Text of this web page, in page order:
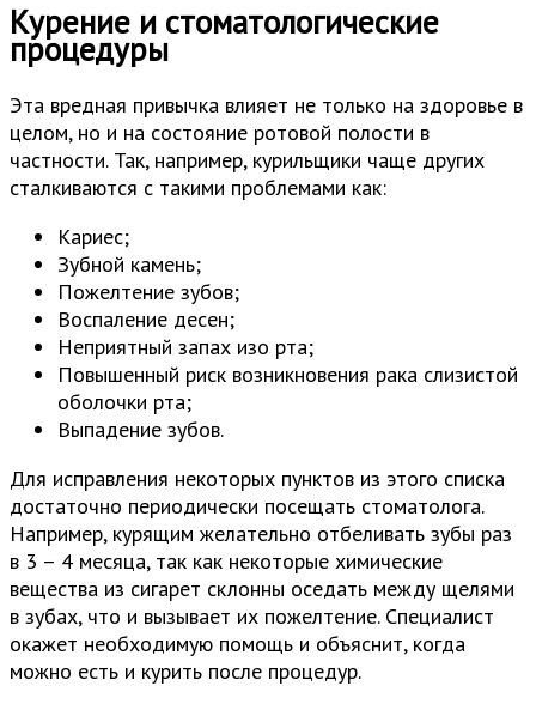
Курение и стоматологические
процедуры
Эта вредная привычка влияет не только на здоровье в
целом, но и на состояние ротовой полости в
частности. Так, например, курильщики чаще других
сталкиваются с такими проблемами как:
Кариес;
Зубной камень;
Пожелтение зубов;
Воспаление десен;
Неприятный запах изо рта;
Повышенный риск возникновения рака слизистой
оболочки рта;
Выпадение зубов.
Для исправления некоторых пунктов из этого списка
достаточно периодически посещать стоматолога.
Например, курящим желательно отбеливать зубы раз
в 3 – 4 месяца, так как некоторые химические
вещества из сигарет склонны оседать между щелями
в зубах, что и вызывает их пожелтение. Специалист
окажет необходимую помощь и объяснит, когда
можно есть и курить после процедур.